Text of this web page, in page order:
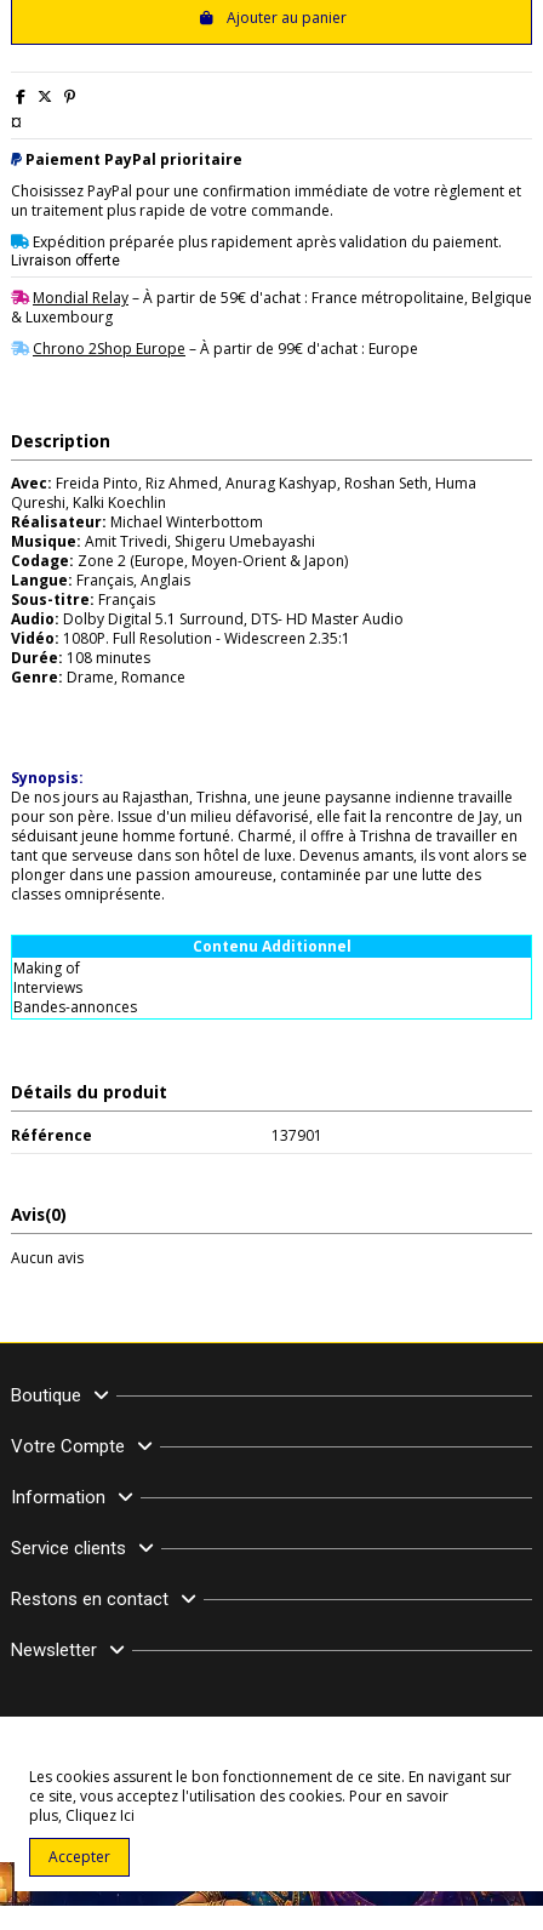
Ajouter au panier
¤
Paiement PayPal prioritaire
Choisissez PayPal pour une confirmation immédiate de votre règlement et
un traitement plus rapide de votre commande.
Expédition préparée plus rapidement après validation du paiement.
Livraison offerte
Mondial Relay– À partir de 59€ d'achat : France métropolitaine, Belgique
& Luxembourg
Chrono 2Shop Europe – À partir de 99€ d'achat : Europe
Description
Avec: Freida Pinto, Riz Ahmed, Anurag Kashyap, Roshan Seth, Huma
Qureshi, Kalki Koechlin
Réalisateur: Michael Winterbottom
Musique: Amit Trivedi, Shigeru Umebayashi
Codage: Zone 2 (Europe, Moyen-Orient & Japon)
Langue: Français, Anglais
Sous-titre: Français
Audio: Dolby Digital 5.1 Surround, DTS- HD Master Audio
Vidéo: 1080P. Full Resolution - Widescreen 2.35:1
Durée: 108 minutes
Genre: Drame, Romance
Synopsis:
De nos jours au Rajasthan, Trishna, une jeune paysanne indienne travaille
pour son père. Issue d'un milieu défavorisé, elle fait la rencontre de Jay, un
séduisant jeune homme fortuné. Charmé, il offre à Trishna de travailler en
tant que serveuse dans son hôtel de luxe. Devenus amants, ils vont alors se
plonger dans une passion amoureuse, contaminée par une lutte des
classes omniprésente.
Contenu Additionnel
Making of
Interviews
Bandes-annonces
Détails du produit
Référence 137901
Avis(0)
Aucun avis
Boutique
Votre Compte
Information
Service clients
Restons en contact
Newsletter
© Copyright 2003–2026 Bollymarket.com - Tous Droits Réservés
Les cookies assurent le bon fonctionnement de ce site. En navigant sur
ce site, vous acceptez l'utilisation des cookies. Pour en savoir
plus, Cliquez Ici
Accepter